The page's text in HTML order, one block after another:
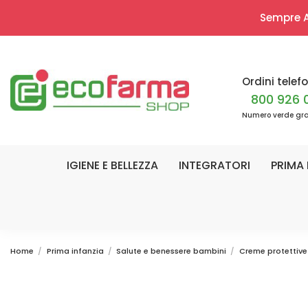
Sempre
Ordini
800 926
Numero verde
IGIENE E BELLEZZA INTEGRATORI PRIMA
Home Prima infanzia Salute e benessere bambini Creme